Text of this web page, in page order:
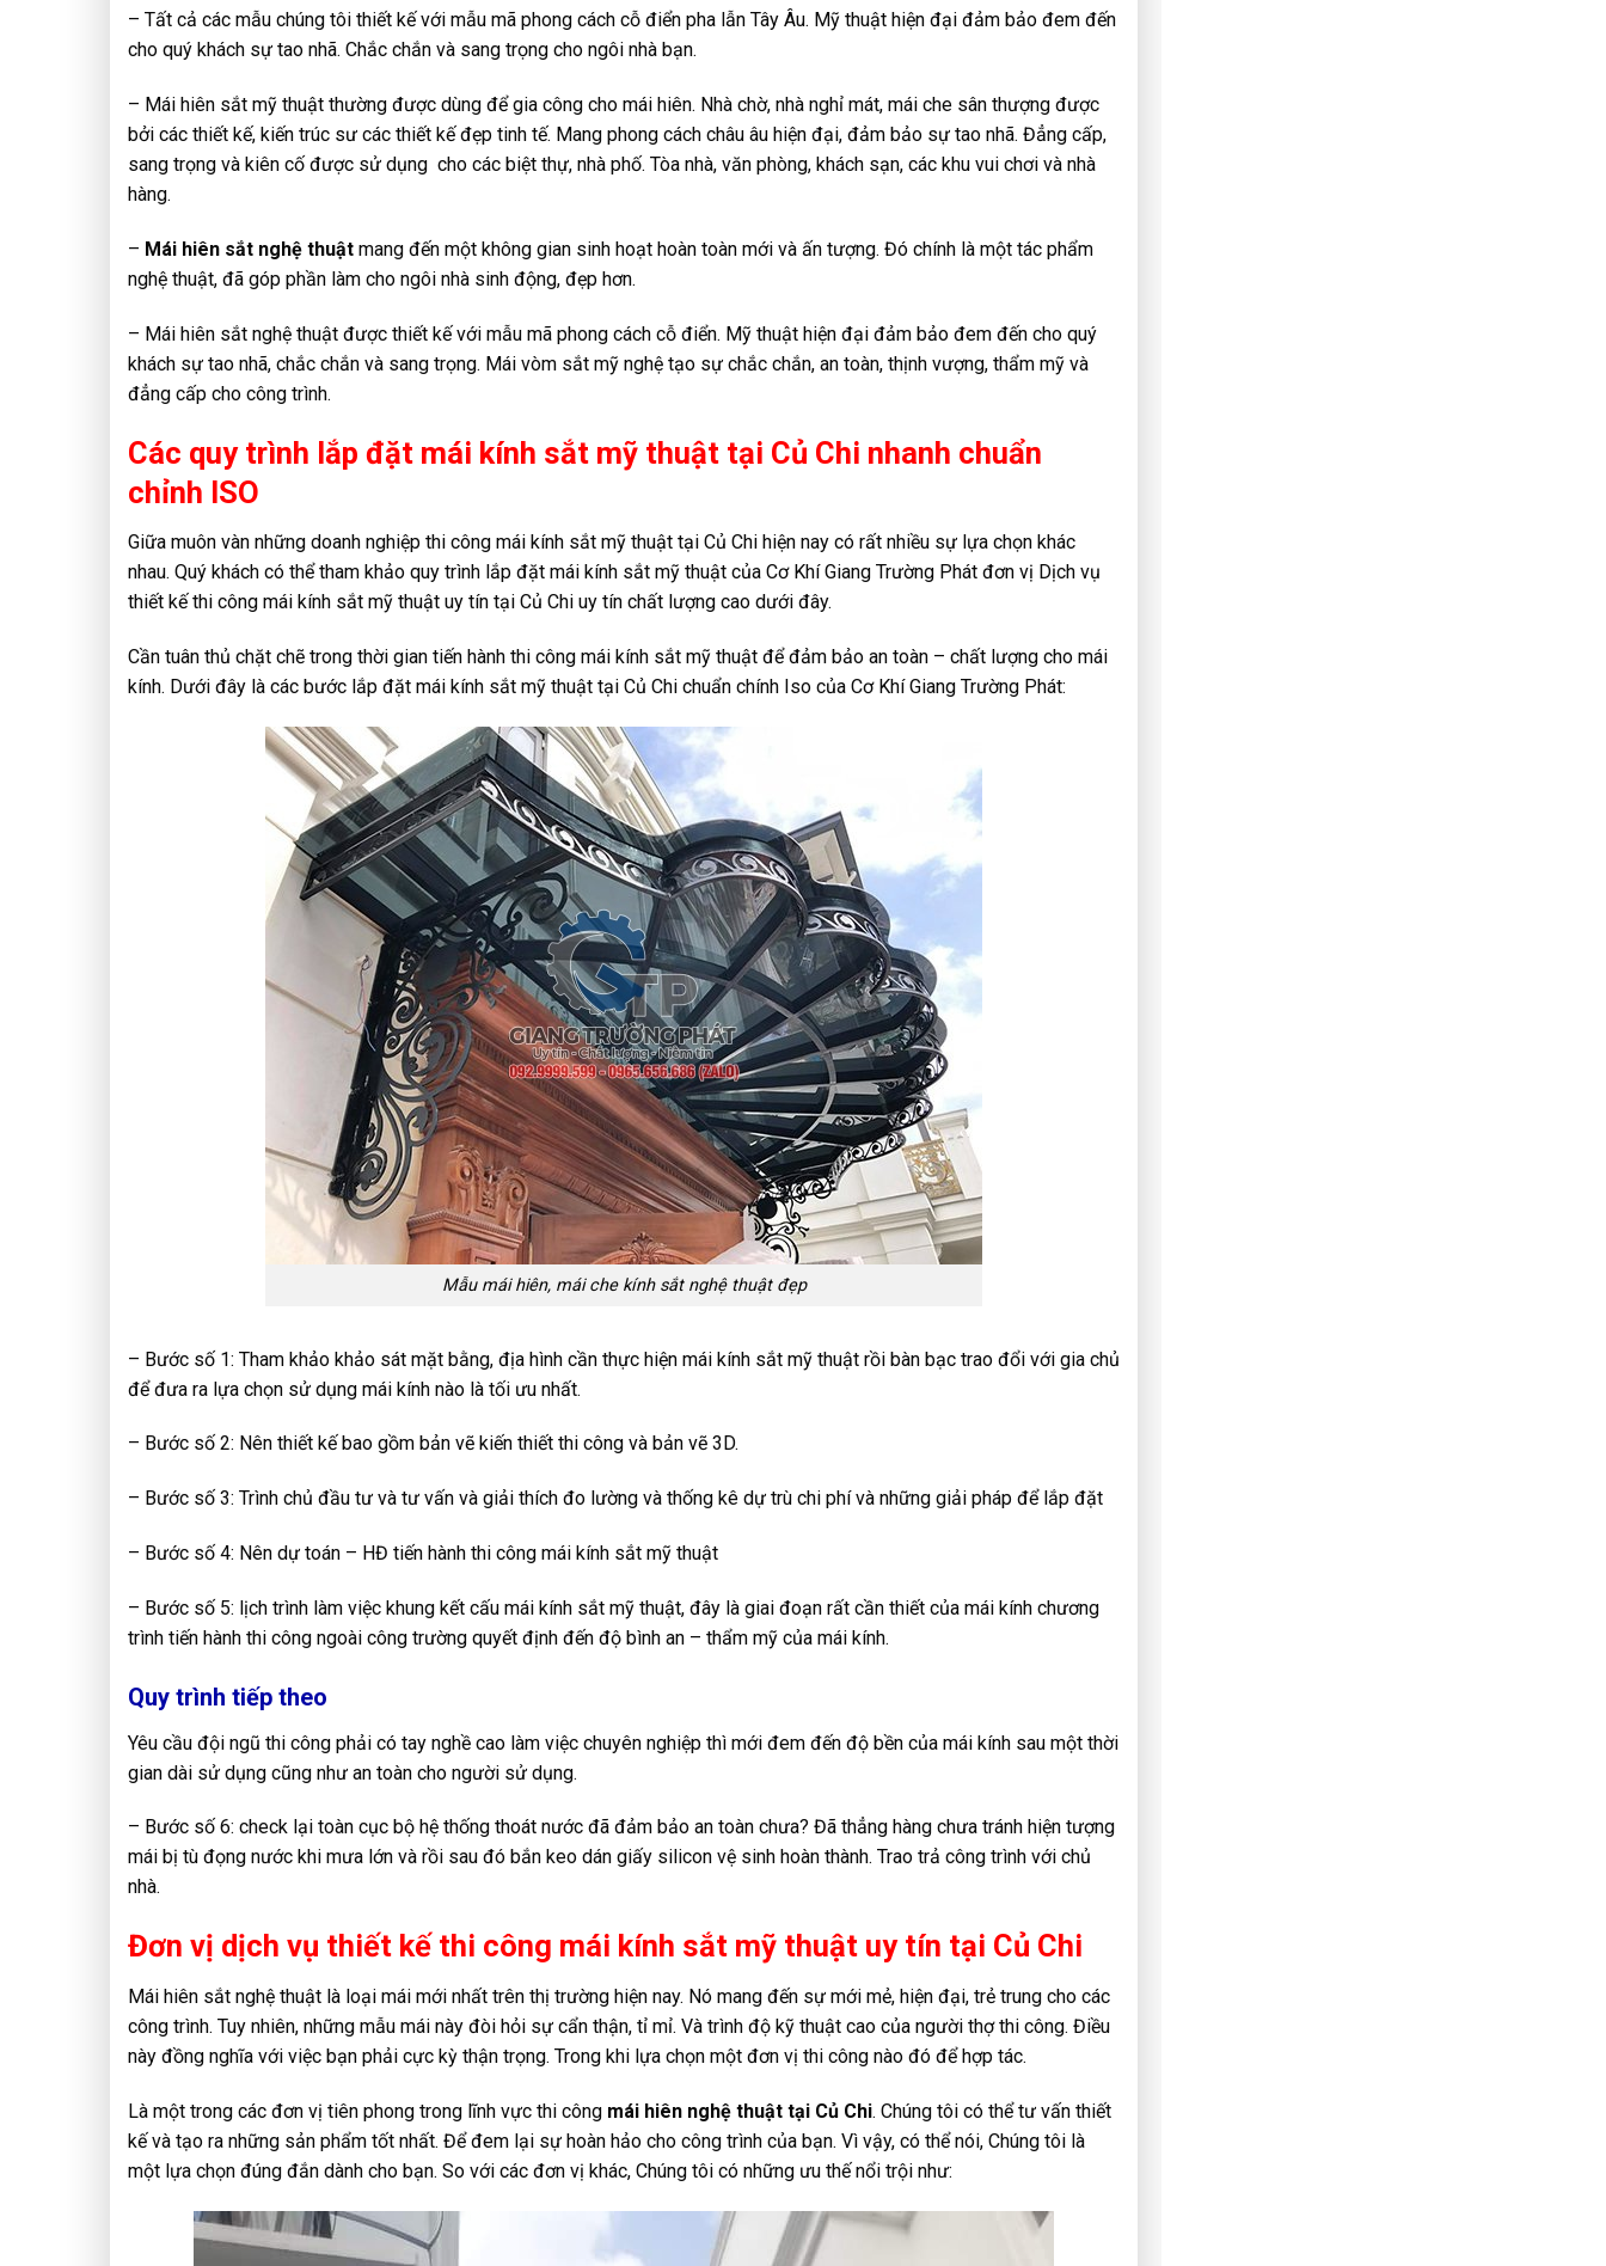
– Tất cả các mẫu chúng tôi thiết kế với mẫu mã phong cách cỗ điển pha lẫn Tây Âu. Mỹ thuật hiện đại đảm bảo đem đến
cho quý khách sự tao nhã. Chắc chắn và sang trọng cho ngôi nhà bạn.
– Mái hiên sắt mỹ thuật thường được dùng để gia công cho mái hiên. Nhà chờ, nhà nghỉ mát, mái che sân thượng được
bởi các thiết kế, kiến trúc sư các thiết kế đẹp tinh tế. Mang phong cách châu âu hiện đại, đảm bảo sự tao nhã. Đẳng cấp,
sang trọng và kiên cố được sử dụng cho các biệt thự, nhà phố. Tòa nhà, văn phòng, khách sạn, các khu vui chơi và nhà
hàng.
– Mái hiên sắt nghệ thuật mang đến một không gian sinh hoạt hoàn toàn mới và ấn tượng. Đó chính là một tác phẩm
nghệ thuật, đã góp phần làm cho ngôi nhà sinh động, đẹp hơn.
– Mái hiên sắt nghệ thuật được thiết kế với mẫu mã phong cách cỗ điển. Mỹ thuật hiện đại đảm bảo đem đến cho quý
khách sự tao nhã, chắc chắn và sang trọng. Mái vòm sắt mỹ nghệ tạo sự chắc chắn, an toàn, thịnh vượng, thẩm mỹ và
đẳng cấp cho công trình.
Các quy trình lắp đặt mái kính sắt mỹ thuật tại Củ Chi nhanh chuẩn
chỉnh ISO
Giữa muôn vàn những doanh nghiệp thi công mái kính sắt mỹ thuật tại Củ Chi hiện nay có rất nhiều sự lựa chọn khác
nhau. Quý khách có thể tham khảo quy trình lắp đặt mái kính sắt mỹ thuật của Cơ Khí Giang Trường Phát đơn vị Dịch vụ
thiết kế thi công mái kính sắt mỹ thuật uy tín tại Củ Chi uy tín chất lượng cao dưới đây.
Cần tuân thủ chặt chẽ trong thời gian tiến hành thi công mái kính sắt mỹ thuật để đảm bảo an toàn – chất lượng cho mái
kính. Dưới đây là các bước lắp đặt mái kính sắt mỹ thuật tại Củ Chi chuẩn chính Iso của Cơ Khí Giang Trường Phát:
Mẫu mái hiên, mái che kính sắt nghệ thuật đẹp
– Bước số 1: Tham khảo khảo sát mặt bằng, địa hình cần thực hiện mái kính sắt mỹ thuật rồi bàn bạc trao đổi với gia chủ
để đưa ra lựa chọn sử dụng mái kính nào là tối ưu nhất.
– Bước số 2: Nên thiết kế bao gồm bản vẽ kiến thiết thi công và bản vẽ 3D.
– Bước số 3: Trình chủ đầu tư và tư vấn và giải thích đo lường và thống kê dự trù chi phí và những giải pháp để lắp đặt
– Bước số 4: Nên dự toán – HĐ tiến hành thi công mái kính sắt mỹ thuật
– Bước số 5: lịch trình làm việc khung kết cấu mái kính sắt mỹ thuật, đây là giai đoạn rất cần thiết của mái kính chương
trình tiến hành thi công ngoài công trường quyết định đến độ bình an – thẩm mỹ của mái kính.
Quy trình tiếp theo
Yêu cầu đội ngũ thi công phải có tay nghề cao làm việc chuyên nghiệp thì mới đem đến độ bền của mái kính sau một thời
gian dài sử dụng cũng như an toàn cho người sử dụng.
– Bước số 6: check lại toàn cục bộ hệ thống thoát nước đã đảm bảo an toàn chưa? Đã thẳng hàng chưa tránh hiện tượng
mái bị tù đọng nước khi mưa lớn và rồi sau đó bắn keo dán giấy silicon vệ sinh hoàn thành. Trao trả công trình với chủ
nhà.
Đơn vị dịch vụ thiết kế thi công mái kính sắt mỹ thuật uy tín tại Củ Chi
Mái hiên sắt nghệ thuật là loại mái mới nhất trên thị trường hiện nay. Nó mang đến sự mới mẻ, hiện đại, trẻ trung cho các
công trình. Tuy nhiên, những mẫu mái này đòi hỏi sự cẩn thận, tỉ mỉ. Và trình độ kỹ thuật cao của người thợ thi công. Điều
này đồng nghĩa với việc bạn phải cực kỳ thận trọng. Trong khi lựa chọn một đơn vị thi công nào đó để hợp tác.
Là một trong các đơn vị tiên phong trong lĩnh vực thi công mái hiên nghệ thuật tại Củ Chi. Chúng tôi có thể tư vấn thiết
kế và tạo ra những sản phẩm tốt nhất. Để đem lại sự hoàn hảo cho công trình của bạn. Vì vậy, có thể nói, Chúng tôi là
một lựa chọn đúng đắn dành cho bạn. So với các đơn vị khác, Chúng tôi có những ưu thế nổi trội như: